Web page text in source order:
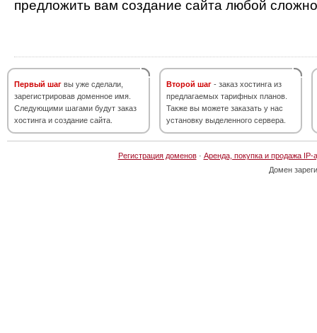
предложить вам создание сайта любой
Первый шаг вы уже сделали,
зарегистрировав доменное имя.
Следующими шагами будут заказ
хостинга и создание сайта.
Второй шаг - заказ хостинга из
предлагаемых тарифных планов.
Также вы можете заказать у нас
установку выделенного сервера.
Регистрация доменов· Аренда, покупка и продажа IP-
Домен